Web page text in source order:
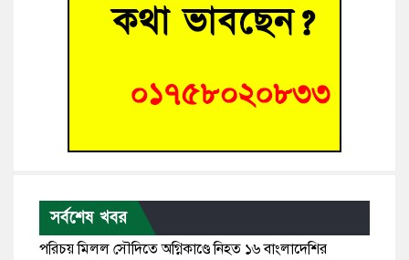
সর্বশেষ খবর
পরিচয় মিলল সৌদিতে অগ্নিকাণ্ডে নিহত ১৬ বাংলাদেশির